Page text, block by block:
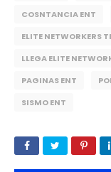
COSNTANCIA ENT
ELITE NETWORKERS
LLEGA ELITE
PAGINAS ENT
SISMO ENT